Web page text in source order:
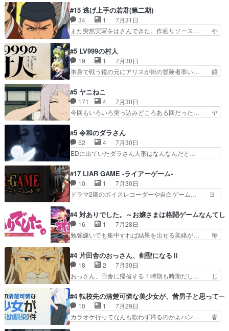
し良い話化け猫は油が好物… 今回はあかやし1体
のみで15分。金持ちの… 今更だけど霊が性行為
で祓えることは何とな…
人物が増えてわいわいしたところが好き… 初コミ
ティアで２０冊刷りは妥当だよね。俺… 藤森さん
のママ向けの漫画で、また涙腺が⋯… 〜漫画に
「想い」をこめよう｣娘に漫画であ… 何回この作
てコミティアっていいなあ。同… コミティア参加
のしおりを徹夜で作る先生(… お母さん、娘にあ
んな漫画描かれたら泣いち…
#15 逃げ上手の若君(第二期)
34 1
7月31日
また突然実写をはさんできた。作画リソース… や
歳まで童貞だと魔法使いになれるという… こっち
の諏訪の三大将もまたクセが強いw色… 頼重が完
全にブレーンだよね毎回敵キャラが… 弧次郎「欲
を我慢して強くなれるなら大飯食… 変化球な演出
ていただきました！最終的に… この高らかなDT
宣言、合田一人に通じるも… この作品は近年稀に
見るおっさんキャラの充…
#5 LV999の村人
19 1
7月30日
単身で戦う鏡の元にアリスが街の冒険者率い… 鏡
なががんばってくれたアリスの父ちゃん… 成長限
界が999である村人と定めた上位存… 大規模バト
ルシーンなのに会話してばっかり… やっぱり勇者
より強かったか笑統率力LV9… 普通の人間の親子
組みか‥Lv200帯の… そのために役割を超越する
者の出現させるた… アリスのお陰で他の勇者達も
共闘してくれ魔…
#5 ヤニねこ
171 4
7月30日
今回もいろいろ突っ込みどころある回だった… ヤ
ちゃんの恋愛話をしたり、タバコを生産… ここう
っすら思ったことズバリ言ってくれて… おかし
い、さわやかだ 世話好きの陰に支配… ヤクねこ
のクワガタ取りの話見て切なくなっ… 普段は選別
れww唐突な作画力の正… なんか今日はかなり一
瞬で終わっちまったっ… 先週と比べてまだまとも
に見えた。4話は過…
#5 令和のダラさん
52 4
7月30日
EDに出ていたダラさん人形はなんなんだと…
惨な過去がきっちり現代に継承されている… ダラ
さんと姉弟の母との出会いの話やはりダ… ダラさ
んの過去話も佳境…げに恐ろしいは人… 第５話感
想：２人の過剰な貢ぎ物?の礼とし… 第５話感
系列が4話と入れ替わってるのね… こんなデカイ
のどうやって運ぶんだよ！？姉… ダラさん、人型
形態にもなれるんか!?w髪…
#17 LIAR GAME -ライアーゲーム-
10 1
7月30日
ドラマ2期のボイスレコーダーや自白ゲーム… ヨ
国の奴らも馬鹿が多いが、夜の国も同じ… ご視聴
ありがとうございました来週もよろし… 握った◯
治郎（中の人的に）仲間であるプレ… ヨコヤの頭
の回転の速さと人間の心理を利用… 夜の国のヨコ
で夜の国の独裁支配を強化、… やはりヨコヤいい
ですね。昼の国が勝てる流… 役で出演いたしまし
た。次回も緊張が止まり…
#4 対ありでした。～お嬢さまは格闘ゲームなんてし
16 1
7月28日
勉強嫌いでも集中すれば結果を出せる美緒が… 毎
なゲームも相手が強すぎるとやる気無く… テー
マ：テスト勉強と大会感想は、美緒がテ… すげー
ーーーーーーーー良い……。女性声優… 深夜の格
ゲー対戦よりテストの方がよっぽど… 真剣に授業
ストに向けて勉強会！美緒ちゃ… 受験勉強と戦闘
の2択なら戦闘を選ぶ娘w美… 勉強嫌いでバトル
を選ぶって、ひぐらしの沙…
#4 片田舎のおっさん、剣聖になるⅡ
18 2
7月30日
おっさん、田舎に帰省する！時期も時期だし… じ
れない爺さんには夢が詰まってると思う… クル
ニ、ヘンブリッツ、ミュイと一緒におっ… 帰省、
お供ヒロインはクルニ。順番的には確… 父親から
手紙が来た。サーベルボアの退治の… ここでヘン
#4 転校先の清楚可憐な美少女が、昔男子と思って一
10 1
7月29日
カラオケ行ってなんも歌わず帰るのかよハン… 春